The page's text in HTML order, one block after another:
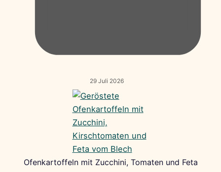
29 Juli 2026
Ofenkartoffeln mit Zucchini, Tomaten und Feta